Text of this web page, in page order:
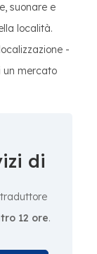
suonare e
località.
-
un mercato
di
12 ore.